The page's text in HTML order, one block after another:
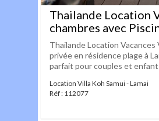
Thailande Location
chambres avec
Thailande Location Vacances
privée en résidence plage à
parfait pour couples et
Location Villa Koh Samui - Lamai
Réf : 112077